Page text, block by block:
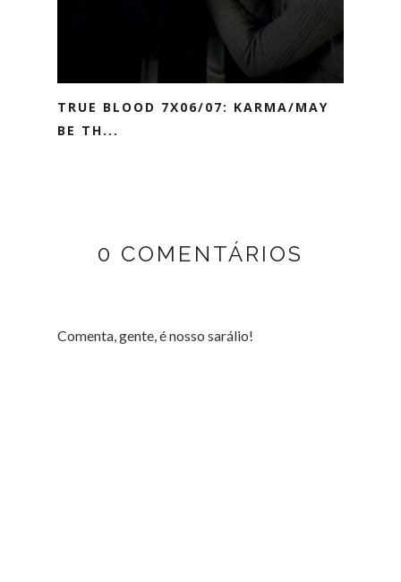
TRUE BLOOD 7X06/07: KARMA/MAY
BE TH...
0 COMENTÁRIOS
Comenta, gente, é nosso sarálio!